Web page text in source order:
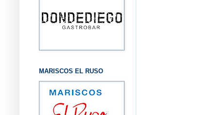
MARISCOS EL RUSO